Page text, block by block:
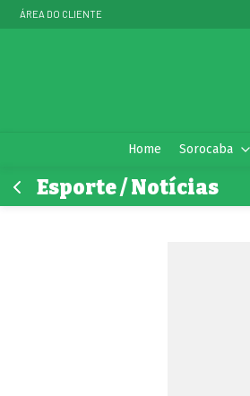
ÁREA DO CLIENTE
Home Sorocaba
Esporte / Notícias